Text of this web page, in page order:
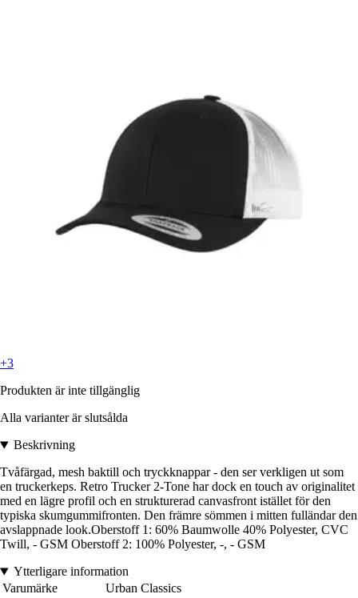
+3
Produkten är inte tillgänglig
Alla varianter är slutsålda
Beskrivning
Tvåfärgad, mesh baktill och tryckknappar - den ser verkligen ut som
en truckerkeps. Retro Trucker 2-Tone har dock en touch av originalitet
med en lägre profil och en strukturerad canvasfront istället för den
typiska skumgummifronten. Den främre sömmen i mitten fulländar den
avslappnade look.Oberstoff 1: 60% Baumwolle 40% Polyester, CVC
Twill, - GSM Oberstoff 2: 100% Polyester, -, - GSM
Ytterligare information
Varumärke
Urban Classics